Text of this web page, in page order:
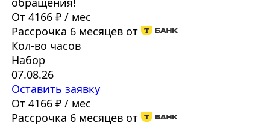
От 4166 ₽ / мес
Рассрочка 6 месяцев от
Кол-во часов
Набор
07.08.26
Оставить заявку
От 4166 ₽ / мес
Рассрочка 6 месяцев от